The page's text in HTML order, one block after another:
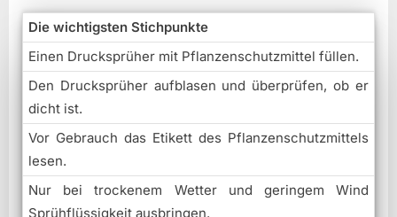
Die wichtigsten Stichpunkte
Einen Drucksprüher mit Pflanzenschutzmittel füllen.
Den Drucksprüher aufblasen und überprüfen, ob er
dicht ist.
Vor Gebrauch das Etikett des Pflanzenschutzmittels
lesen.
Nur bei trockenem Wetter und geringem Wind
Sprühflüssigkeit ausbringen.